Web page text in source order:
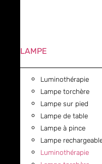
LAMPE
Luminothérapie
Lampe torchère
Lampe sur pied
Lampe de table
Lampe à pince
Lampe
Luminothérapie